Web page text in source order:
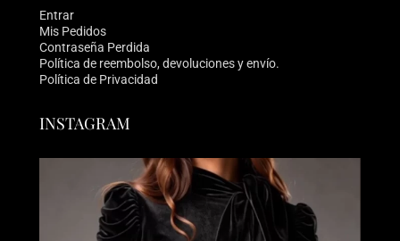
Entrar
Mis Pedidos
Contraseña Perdida
Política de reembolso, devoluciones y envío.
Política de Privacidad
INSTAGRAM